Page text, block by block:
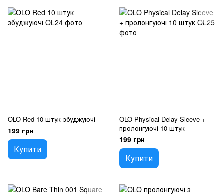
OLO Red 10 штук збуджуючі
199 грн
Купити
OLO Physical Delay Sleeve +
пролонгуючі 10 штук
199 грн
Купити